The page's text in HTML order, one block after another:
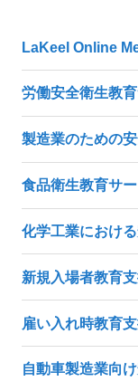
LaKeel Online
労働安全衛生教
製造業のための
食品衛生教育サ
化学工業におけ
新規入場者教育
雇い入れ時教育
自動車製造業向